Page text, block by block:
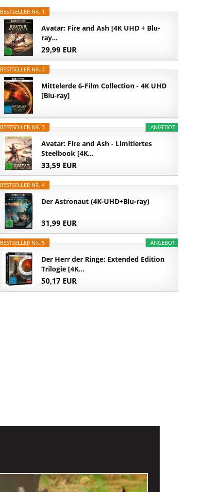
BESTSELLER NR. 1
Avatar: Fire and Ash [4K UHD + Blu-
ray...
29,99 EUR
BESTSELLER NR. 2
Mittelerde 6-Film Collection - 4K UHD
[Blu-ray]
ANGEBOT
BESTSELLER NR. 3
Avatar: Fire and Ash - Limitiertes
Steelbook [4K...
33,59 EUR
BESTSELLER NR. 4
Der Astronaut (4K-UHD+Blu-ray)
31,99 EUR
ANGEBOT
BESTSELLER NR. 5
Der Herr der Ringe: Extended Edition
Trilogie [4K...
50,17 EUR